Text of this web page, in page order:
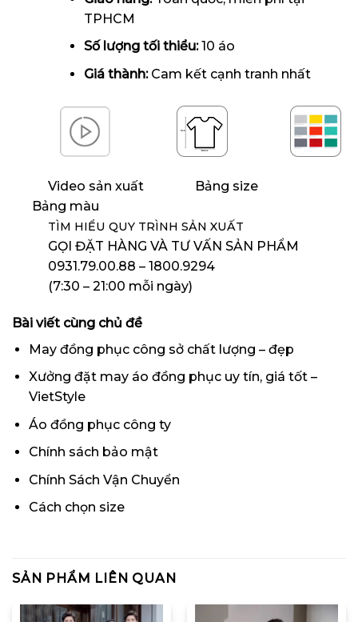
TPHCM
Số lượng tối thiểu:10 áo
Giá thành: Cam kết cạnh tranh nhất
Video sản xuất
Bảng size
Bảng màu
TÌM HIỂU QUY TRÌNH SẢN XUẤT
GỌI ĐẶT HÀNG VÀ TƯ VẤN SẢN PHẨM
0931.79.00.88 – 1800.9294
(7:30 – 21:00 mỗi ngày)
Bài viết cùng chủ đề
May đồng phục công sở chất lượng – đẹp
Xưởng đặt may áo đồng phục uy tín, giá tốt –
VietStyle
Áo đồng phục công ty
Chính sách bảo mật
Chính Sách Vận Chuyển
Cách chọn size
SẢN PHẨM LIÊN QUAN